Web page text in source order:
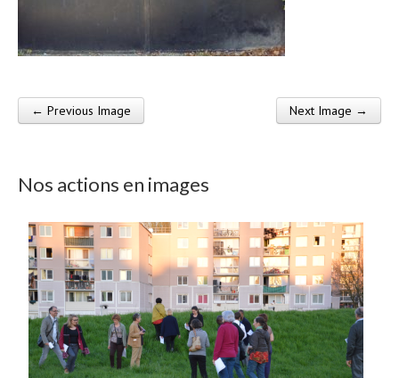
Post navigation
← Previous Image Next Image →
Nos actions en images